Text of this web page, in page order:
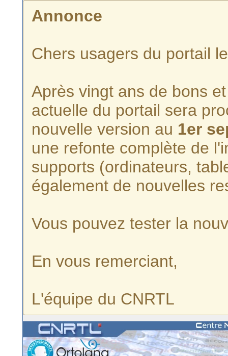
Annonce
Chers usagers du portail
Après vingt ans de bons
actuelle du portail sera
nouvelle version au 1er
une refonte complète de
supports (ordinateurs,
également de nouvelles
Vous pouvez tester la
En vous remerciant,
L'équipe du CNRTL